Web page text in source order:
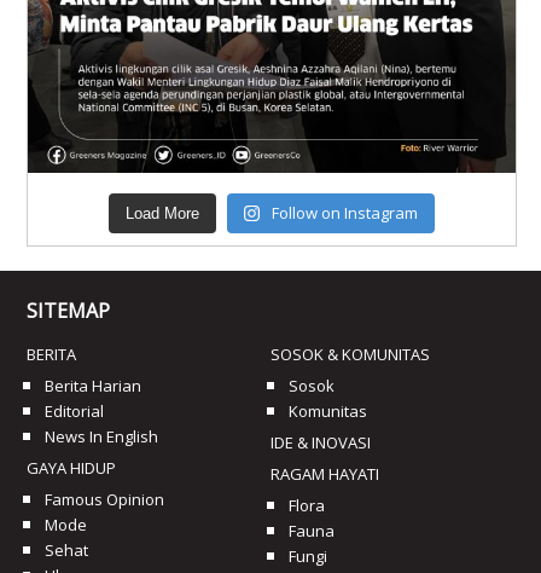
Load More Follow on Instagram
SITEMAP
BERITA
Berita Harian
Editorial
News In English
GAYA HIDUP
Famous Opinion
Mode
Sehat
SOSOK & KOMUNITAS
Sosok
Komunitas
IDE & INOVASI
RAGAM HAYATI
Flora
Fauna
Fungi